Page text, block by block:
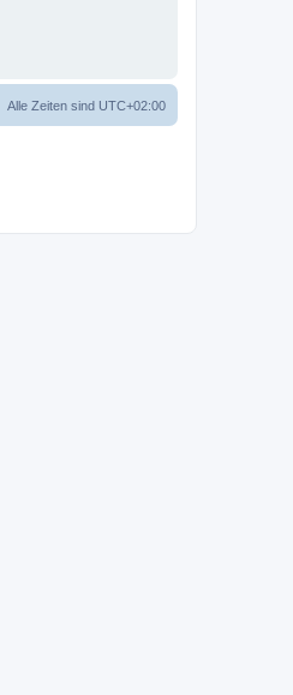
Alle Zeiten sind UTC+02:00